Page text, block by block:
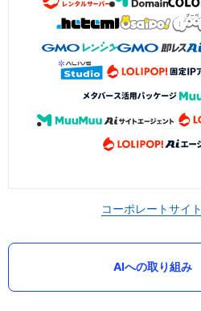
コーポレートサイト
AIへの取り組み